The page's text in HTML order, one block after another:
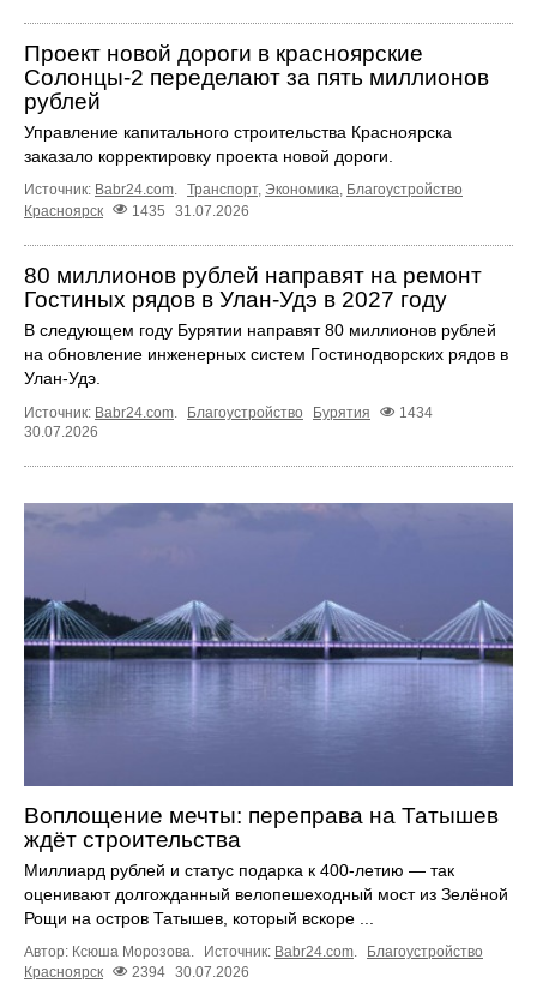
Проект новой дороги в красноярские
Солонцы-2 переделают за пять миллионов
рублей
Управление капитального строительства Красноярска
заказало корректировку проекта новой дороги.
Источник: Babr24.com. Транспорт, Экономика, Благоустройство
Красноярск
1435 31.07.2026
80 миллионов рублей направят на ремонт
Гостиных рядов в Улан-Удэ в 2027 году
В следующем году Бурятии направят 80 миллионов рублей
на обновление инженерных систем Гостинодворских рядов в
Улан-Удэ.
Источник: Babr24.com Благоустройство Бурятия
1434
30.07.2026
Воплощение мечты: переправа на Татышев
ждёт строительства
Миллиард рублей и статус подарка к 400-летию — так
оценивают долгожданный велопешеходный мост из Зелёной
Рощи на остров Татышев, который вскоре ...
Автор: Ксюша Морозова. Источник: Babr24.com.
Благоустройство
Красноярск
2394 30.07.2026